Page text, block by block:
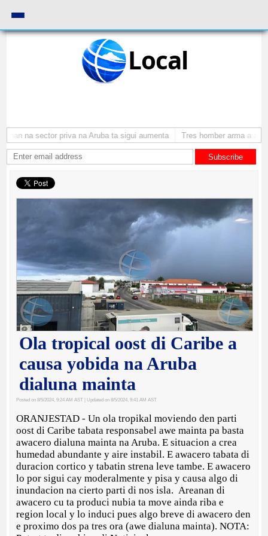
Local
na sector priva na Aruba ta sigui aumenta Tres homber arma a
Subscribe
Ola tropical oost di Caribe a
causa yobida na Aruba
dialuna mainta
Posted on 8/5/2024, 9:24 AM AST | Updated on 8/5/2024, 9:41 AM AST
ORANJESTAD - Un ola tropikal moviendo den parti
oost di Caribe tabata responsabel awe mainta pa basta
awacero dialuna mainta na Aruba. E situacion a crea
humedad abundante y aire instabil. E awacero tabata di
duracion cortico y tabatin strena leve tambe. E awacero
lo por sigui cay moderalmente y pisa y causa algo di
inundacion na cierto parti di nos isla. Areanan di
awacero cu ta produci nubia ta move ainda riba e
region local y lo induci pues algo breve di awacero den
e proximo dos pa tres ora (awe dialuna mainta). NOTA: